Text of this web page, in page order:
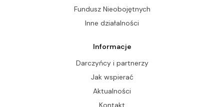
Fundusz Nieobojętnych
Inne działalności
Informacje
Darczyńcy i partnerzy
Jak wspierać
Aktualności
Kontakt